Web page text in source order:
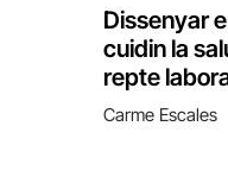
Dissenyar
cuidin la
repte
Carme Escales